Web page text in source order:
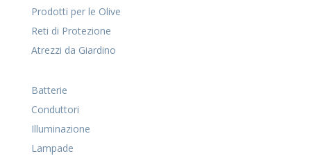
Prodotti per le Olive
Reti di Protezione
Atrezzi da Giardino
Batterie
Conduttori
Illuminazione
Lampade